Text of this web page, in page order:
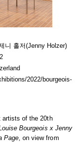
Holzer: The Violence
Zurich, photo: Jonas
니 홀저(Jenny Holzer)
2022/bourgeois-
artists of the 20th
Bourgeois x Jenny
Page , on view from